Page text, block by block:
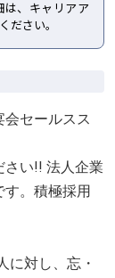
は、キャリアア
ださい。
セールスス
さい!! 法人企業
す。積極採用
対し、忘・